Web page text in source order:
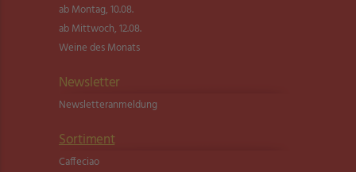
ab Montag, 10.08.
ab Mittwoch, 12.08.
Weine des Monats
Newsletter
Newsletter­anmeldung
Sortiment
Caffeciao